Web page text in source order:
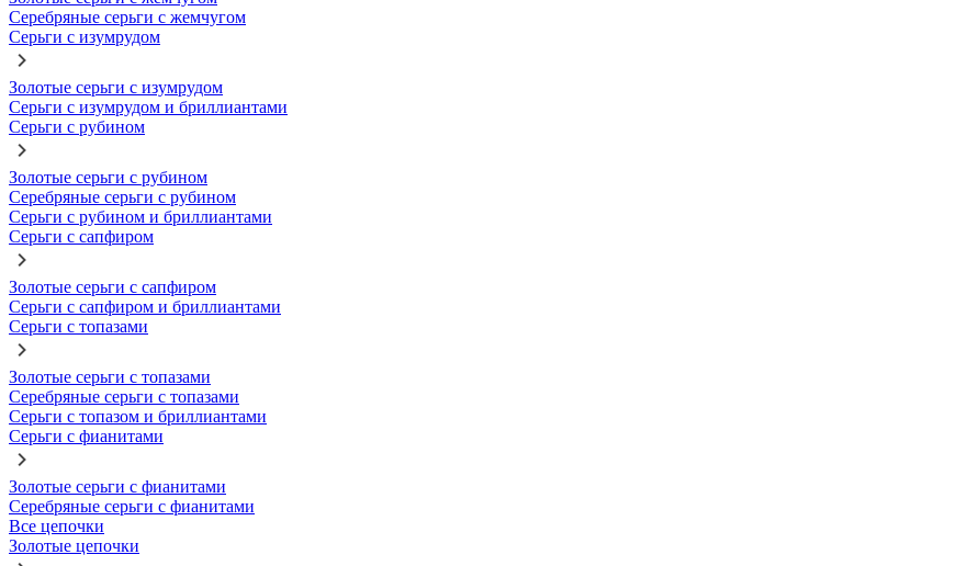
Серебряные серьги с жемчугом
Серьги с изумрудом
Золотые серьги с изумрудом
Серьги с изумрудом и бриллиантами
Серьги с рубином
Золотые серьги с рубином
Серебряные серьги с рубином
Серьги с рубином и бриллиантами
Серьги с сапфиром
Золотые серьги с сапфиром
Серьги с сапфиром и бриллиантами
Серьги с топазами
Золотые серьги с топазами
Серебряные серьги с топазами
Серьги с топазом и бриллиантами
Серьги с фианитами
Золотые серьги с фианитами
Серебряные серьги с фианитами
Все цепочки
Золотые цепочки